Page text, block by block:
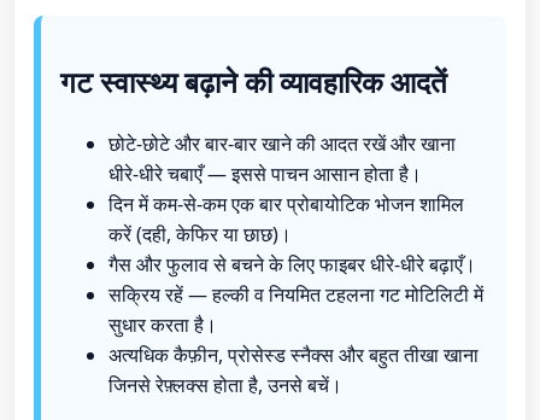
गट स्वास्थ्य बढ़ाने की व्यावहारिक आदतें
छोटे-छोटे और बार-बार खाने की आदत रखें और खाना
धीरे-धीरे चबाएँ — इससे पाचन आसान होता है।
दिन में कम-से-कम एक बार प्रोबायोटिक भोजन शामिल
करें (दही, केफिर या छाछ)।
गैस और फुलाव से बचने के लिए फाइबर धीरे-धीरे बढ़ाएँ।
सक्रिय रहें — हल्की व नियमित टहलना गट मोटिलिटी में
सुधार करता है।
अत्यधिक कैफ़ीन, प्रोसेस्ड स्नैक्स और बहुत तीखा खाना
जिनसे रेफ़्लक्स होता है, उनसे बचें।